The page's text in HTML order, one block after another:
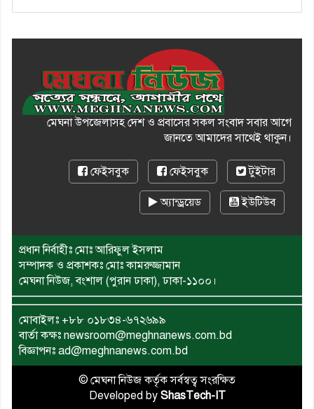
মেঘনা উপজেলাসহ দেশ ও প্রবাসের সকল সংবাদ সবার আগে
জানতে আমাদের সাথেই থাকুন।
ফেইসবুক ফেইসবুক টুইটার
অ্যান্ড্রয়েড ইউটিউব
প্রধান নির্বাহীঃ মোঃ আরিফুল ইসলাম
সম্পাদক ও প্রকাশকঃ মোঃ কামরুজ্জামান
মেঘনা নিউজ, বংশাল (পুরান ঢাকা), ঢাকা-১১০০।
মোবাইলঃ +৮৮ ০১৮৩৪-৬৭২৬৯৯
বার্তা কক্ষঃ newsroom@meghnanews.com.bd
বিজ্ঞাপনঃ ad@meghnanews.com.bd
© মেঘনা নিউজ কর্তৃক সর্বস্বত্ব সংরক্ষিত
Developed by ShasTech-IT